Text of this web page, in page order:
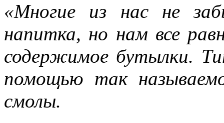
«Многие из нас не
напитка, но нам все
содержимое бутылки.
помощью так
смолы.